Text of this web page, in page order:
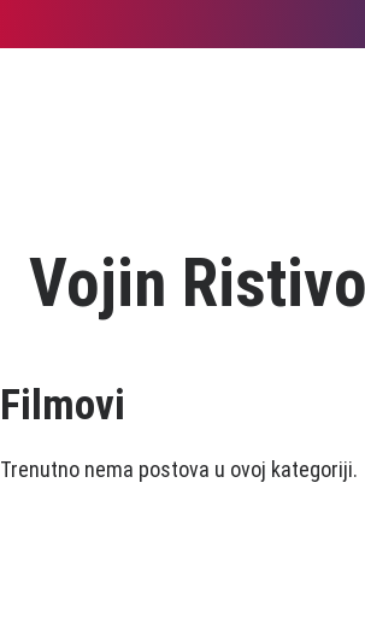
Vojin
Filmovi
Trenutno nema postova u ovoj kategoriji.